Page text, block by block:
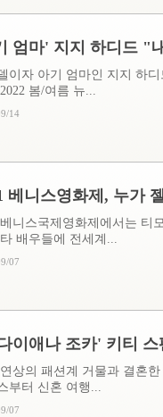
엄마' 지지 하디드 "
이자 아기 엄마인 지지 하
봄/여름 뉴...
14
베니스영화제, 누가
니스국제영화제에서는 티
배우들에 전세계...
07
이애나 조카' 키티
상의 패션계 거물과 결혼
부터 신혼 여행...
07